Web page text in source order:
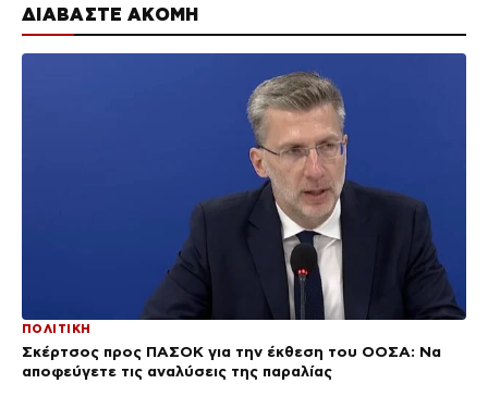
ΔΙΑΒΑΣΤΕ ΑΚΟΜΗ
ΠΟΛΙΤΙΚΗ
Σκέρτσος προς ΠΑΣΟΚ για την έκθεση του ΟΟΣΑ: Να
αποφεύγετε τις αναλύσεις της παραλίας